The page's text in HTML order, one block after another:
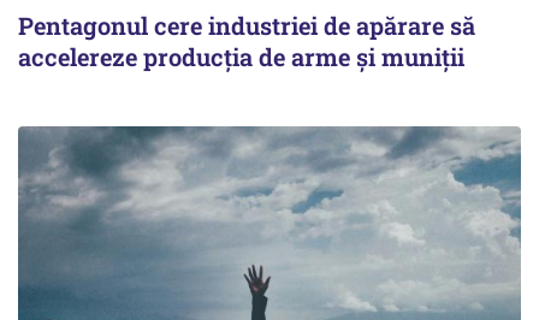
Pentagonul cere industriei de apărare să
accelereze producția de arme și muniții